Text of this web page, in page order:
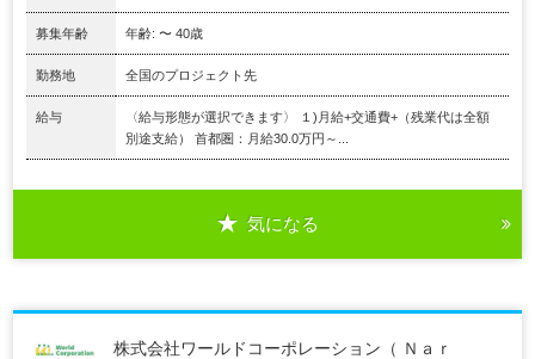
募集年齢 年齢: 〜 40歳
勤務地 全国のプロジェクト先
給与
〈給与形態が選択できます〉 １)月給+交通費+（残業代は全額
別途支給） 首都圏：月給30.0万円～...
気になる
株式会社ワールドコーポレーション（ Ｎａｒ